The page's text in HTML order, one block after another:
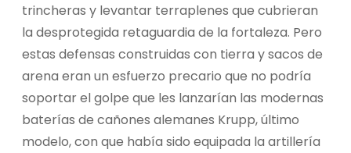
trincheras y levantar terraplenes que cubrieran
la desprotegida retaguardia de la fortaleza. Pero
estas defensas construidas con tierra y sacos de
arena eran un esfuerzo precario que no podría
soportar el golpe que les lanzarían las modernas
baterías de cañones alemanes Krupp, último
modelo, con que había sido equipada la artillería